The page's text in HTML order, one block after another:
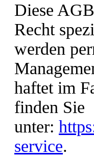
Diese
Recht
werden
haftet im
finden Sie
unter:
service.